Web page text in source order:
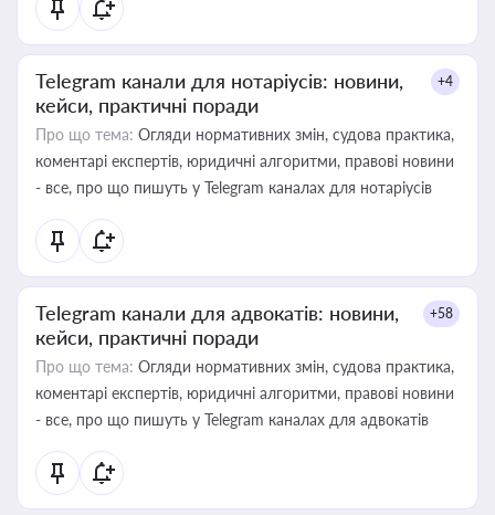
Telegram канали для нотаріусів: новини,
кейси, практичні поради
+4
Про що тема: Огляди нормативних змін, судова практика,
коментарі експертів, юридичні алгоритми, правові новини
- все, про що пишуть у Telegram каналах для нотаріусів
Telegram канали для адвокатів: новини,
кейси, практичні поради
+58
Про що тема: Огляди нормативних змін, судова практика,
коментарі експертів, юридичні алгоритми, правові новини
- все, про що пишуть у Telegram каналах для адвокатів